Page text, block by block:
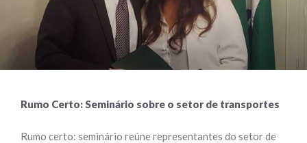
Rumo Certo: Seminário sobre o setor de transportes
Rumo certo: seminário reúne representantes do setor de